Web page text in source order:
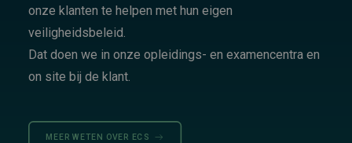
onze klanten te helpen met hun eigen
veiligheidsbeleid.
Dat doen we in onze opleidings- en examencentra en
on site bij de klant.
MEER WETEN OVER ECS